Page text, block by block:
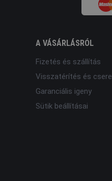
A VÁSÁRLÁSRÓL
Fizetés és szállítás
Visszatérítés és csere
Garanciális igeny
Sütik beállításai